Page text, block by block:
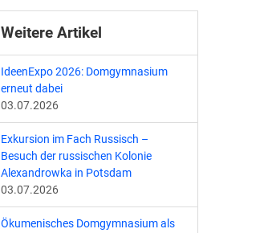
Weitere Artikel
IdeenExpo 2026: Domgymnasium
erneut dabei
03.07.2026
Exkursion im Fach Russisch –
Besuch der russischen Kolonie
Alexandrowka in Potsdam
03.07.2026
Ökumenisches Domgymnasium als